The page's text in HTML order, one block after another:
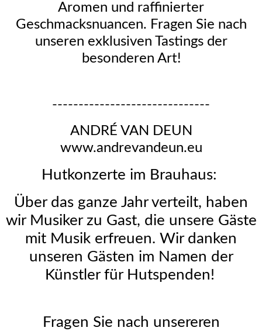
Aromen und raffinierter
Geschmacksnuancen. Fragen Sie nach
unseren exklusiven Tastings der
besonderen Art!
------------------------------
ANDRÉ VAN DEUN
www.andrevandeun.eu
Hutkonzerte im Brauhaus:
Über das ganze Jahr verteilt, haben
wir Musiker zu Gast, die unsere Gäste
mit Musik erfreuen. Wir danken
unseren Gästen im Namen der
Künstler für Hutspenden!
Fragen Sie nach unsereren